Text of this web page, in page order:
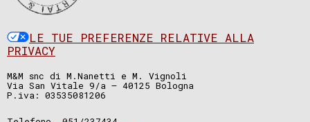
LE TUE PREFERENZE RELATIVE ALLA
PRIVACY
M&M snc di M.Nanetti e M. Vignoli
Via San Vitale 9/a – 40125 Bologna
P.iva: 03535081206